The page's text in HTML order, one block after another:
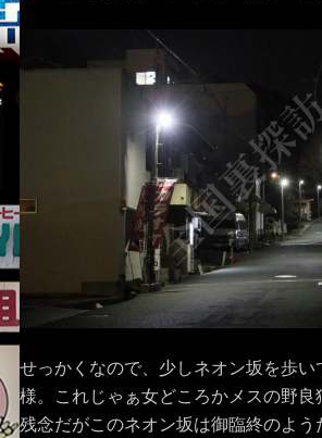
せっかくなので、少しネオン坂を歩い
様。これじゃぁ女どころかメスの野良
残念だがこのネオン坂は御臨終のよう